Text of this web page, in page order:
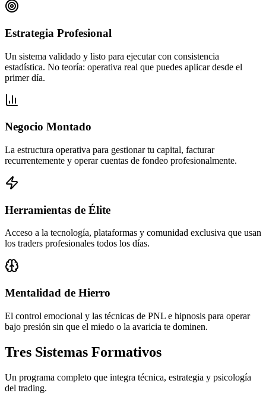
Estrategia Profesional
Un sistema validado y listo para ejecutar con consistencia
estadística. No teoría: operativa real que puedes aplicar desde el
primer día.
Negocio Montado
La estructura operativa para gestionar tu capital, facturar
recurrentemente y operar cuentas de fondeo profesionalmente.
Herramientas de Élite
Acceso a la tecnología, plataformas y comunidad exclusiva que usan
los traders profesionales todos los días.
Mentalidad de Hierro
El control emocional y las técnicas de PNL e hipnosis para operar
bajo presión sin que el miedo o la avaricia te dominen.
Tres Sistemas Formativos
Un programa completo que integra técnica, estrategia y psicología
del trading.